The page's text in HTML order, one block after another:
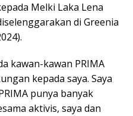
Melki Laka Lena
di Greenia
kawan-kawan PRIMA
kepada saya. Saya
punya banyak
aktivis, saya dan